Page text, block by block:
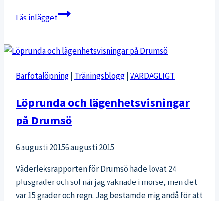
Läs inläggetLöpningsteknik
löparskor
nybörjare
Barfotalöpning| Träningsblogg|VARDAGLIGT
Löprunda och lägenhetsvisningar
på Drumsö
6 augusti 20156 augusti 2015
Väderleksrapporten för Drumsö hade lovat 24
plusgrader och sol när jag vaknade i morse, men det
var 15 grader och regn. Jag bestämde mig ändå för att